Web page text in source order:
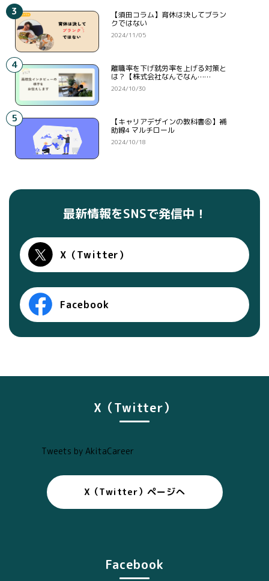
3
【須田コラム】育休は決してブラン
クではない
2024/11/05
4
離職率を下げ就労率を上げる対策と
は？【株式会社なんでなん……
2024/10/30
5
【キャリアデザインの教科書⑥】補
助線4 マルチロール
2024/10/18
最新情報をSNSで発信中！
X（Twitter）
Facebook
X（Twitter）
Tweets by AkitaCareer
X（Twitter）ページへ
Facebook